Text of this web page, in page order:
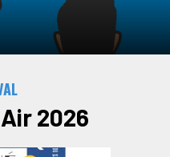
2026